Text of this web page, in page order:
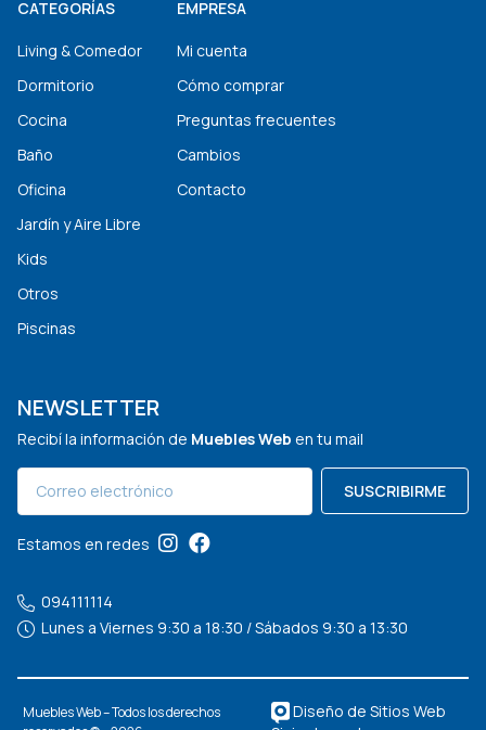
CATEGORÍAS
Living & Comedor
Dormitorio
Cocina
Baño
Oficina
Jardín y Aire Libre
Kids
Otros
Piscinas
EMPRESA
Mi cuenta
Cómo comprar
Preguntas frecuentes
Cambios
Contacto
NEWSLETTER
Recibí la información de Muebles Web en tu mail
SUSCRIBIRME
Estamos en redes
094111114
Lunes a Viernes 9:30 a 18:30 / Sábados 9:30 a 13:30
Muebles Web – Todos los derechos
Diseño de Sitios Web